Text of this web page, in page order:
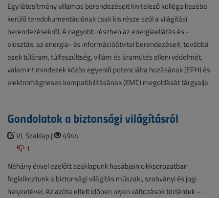
Egy létesítmény villamos berendezéseit kivitelező kolléga kezébe
kerülő tervdokumentációnak csak kis része szól a világítási
berendezésekről. A nagyobb részben az energiaellátás és -
elosztás, az energia- és információátvitel berendezéseit, továbbá
ezek túláram, túlfeszültség, villám és áramütés elleni védelmét,
valamint mindezek közös egyenlő potenciálra hozásának (EPH) és
elektromágneses kompatibilitásának (EMC) megoldását tárgyalja.
Gondolatok a biztonsági világításról
VL Szaklap |
4944
1
Néhány évvel ezelőtt szaklapunk hasábjain cikksorozatban
foglalkoztunk a biztonsági világítás műszaki, szabványi és jogi
helyzetével. Az azóta eltelt időben olyan változások történtek –